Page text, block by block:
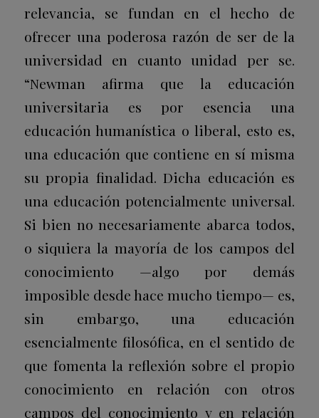
relevancia, se fundan en el hecho de
ofrecer una poderosa razón de ser de la
universidad en cuanto unidad per se.
“Newman afirma que la educación
universitaria es por esencia una
educación humanística o liberal, esto es,
una educación que contiene en sí misma
su propia finalidad. Dicha educación es
una educación potencialmente universal.
Si bien no necesariamente abarca todos,
o siquiera la mayoría de los campos del
conocimiento —algo por demás
imposible desde hace mucho tiempo— es,
sin embargo, una educación
esencialmente filosófica, en el sentido de
que fomenta la reflexión sobre el propio
conocimiento en relación con otros
campos del conocimiento y en relación